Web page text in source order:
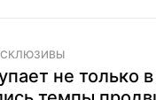
не только